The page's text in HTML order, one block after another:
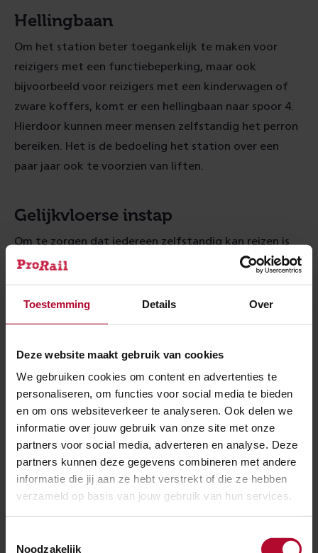
Toestemming Details Over
Deze website maakt gebruik van cookies
We gebruiken cookies om content en advertenties te
personaliseren, om functies voor social media te bieden
en om ons websiteverkeer te analyseren. Ook delen we
informatie over jouw gebruik van onze site met onze
partners voor social media, adverteren en analyse. Deze
partners kunnen deze gegevens combineren met andere
informatie die jij aan ze hebt verstrekt of die ze hebben
verzameld op basis van jouw gebruik van hun services.
Noodzakelijk
Hellingbaan
Om het station beter toegankelijk te maken voor
reizigers met een functiebeperking, maar ook
bijvoorbeeld voor reizigers met een kinderwagen of
zware koffers, komt er een hellingbaan naar spoor 4.
Hierdoor kunnen meer mensen zelfstandig het perron
bereiken. Het is de bedoeling het station over een
paar jaar ook te voorzien van liften.
Gelijkvloerse instap
Om te zorgen dat iedereen zelfstandig kan reizen is
afgesproken dat alle perrons in Europa dezelfde in- en
aan deze nieuwe instaphoogte voldoen, hebben
reizigers in de toekomst overal een gelijkvloerse in- en
stations in Nederland aan deze norm en daar komt
Blerick dit jaar dus bij.
Planning werkzaamheden
ProRail en aannemer Knipscheer starten deze week
met het inrichten van het bouwterrein. Het station
blijft gewoon toegankelijk. Met Pasen (15/16/17 april)
en in de weekenden van 29/30 april en 13/14 mei rijden